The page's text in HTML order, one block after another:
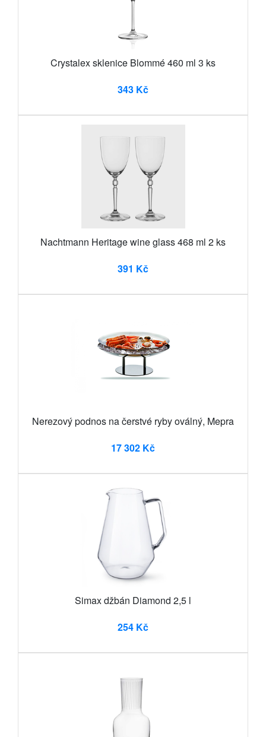
Crystalex sklenice Blommé 460 ml 3 ks
343 Kč
Nachtmann Heritage wine glass 468 ml 2 ks
391 Kč
Nerezový podnos na čerstvé ryby oválný, Mepra
17 302 Kč
Simax džbán Diamond 2,5 l
254 Kč